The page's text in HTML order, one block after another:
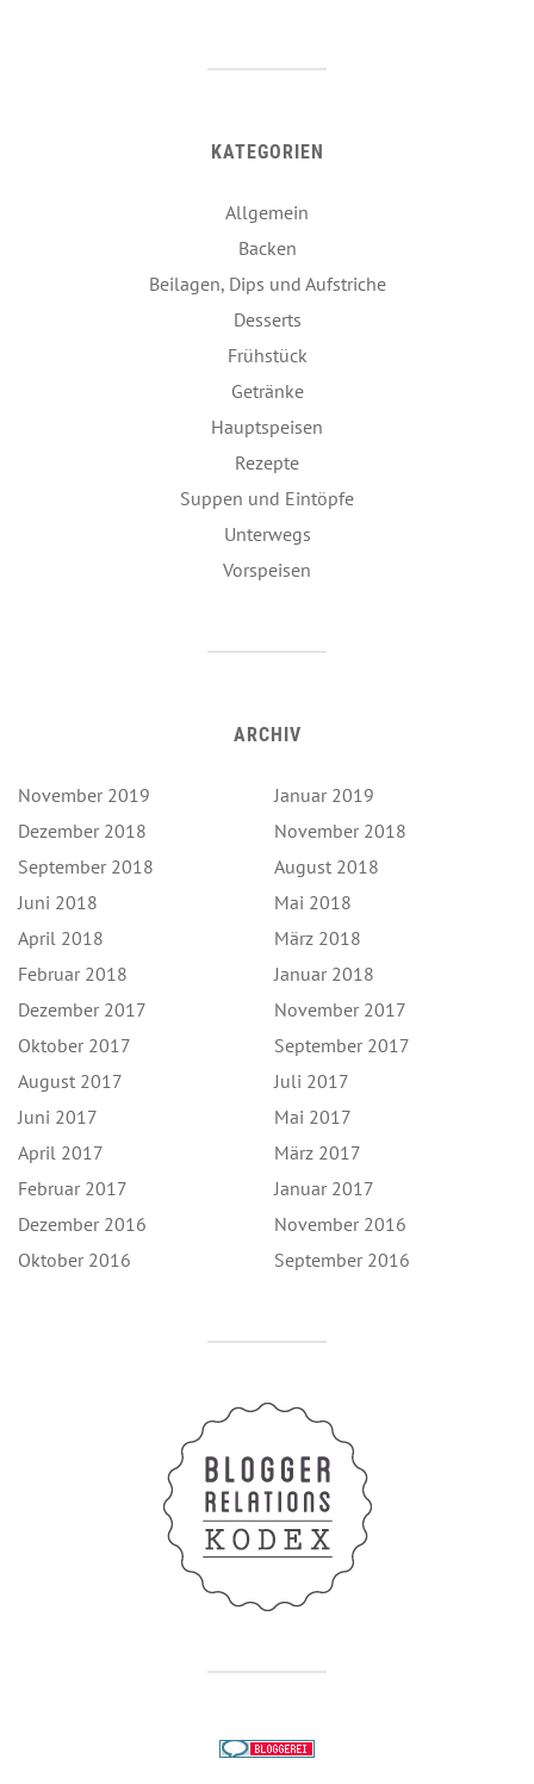
KATEGORIEN
Allgemein
Backen
Beilagen, Dips und Aufstriche
Desserts
Frühstück
Getränke
Hauptspeisen
Rezepte
Suppen und Eintöpfe
Unterwegs
Vorspeisen
ARCHIV
November 2019
Januar 2019
Dezember 2018
November 2018
September 2018
August 2018
Juni 2018
Mai 2018
April 2018
März 2018
Februar 2018
Januar 2018
Dezember 2017
November 2017
Oktober 2017
September 2017
August 2017
Juli 2017
Juni 2017
Mai 2017
April 2017
März 2017
Februar 2017
Januar 2017
Dezember 2016
November 2016
Oktober 2016
September 2016